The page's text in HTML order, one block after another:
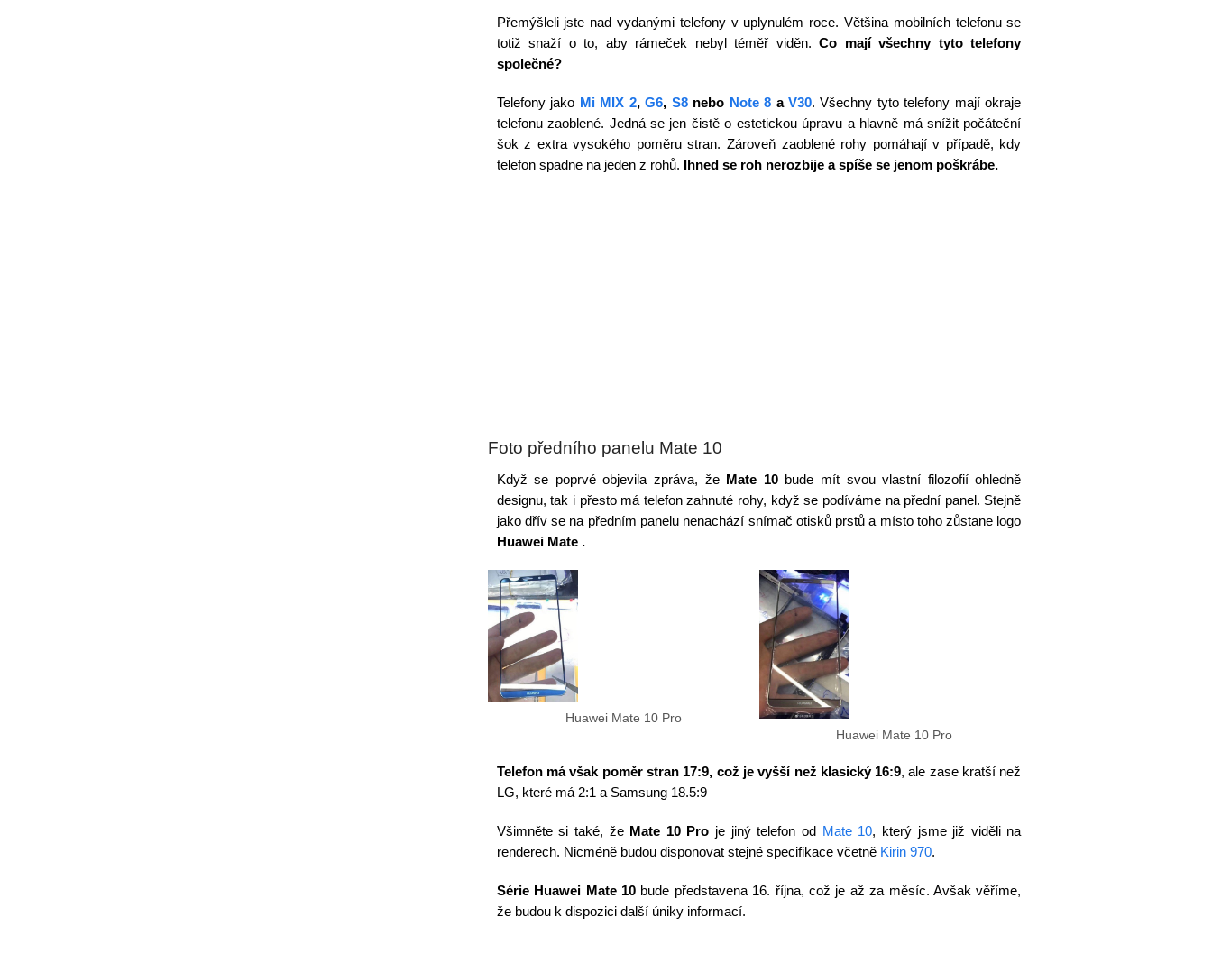
Přemýšleli jste nad vydanými telefony v uplynulém roce. Většina mobilních telefonu se
totiž snaží o to, aby rámeček nebyl téměř viděn.Co mají všechny tyto telefony
společné?
Telefony jako Mi MIX 2,G6, S8nebo Note 8 aV30. Všechny tyto telefony mají okraje
telefonu zaoblené. Jedná se jen čistě o estetickou úpravu a hlavně má snížit počáteční
šok z extra vysokého poměru stran. Zároveň zaoblené rohy pomáhají v případě, kdy
telefon spadne na jeden z rohů. Ihned se roh nerozbije a spíše se jenom poškrábe.
Foto předního panelu Mate 10
Když se poprvé objevila zpráva, že Mate 10bude mít svou vlastní filozofií ohledně
designu, tak i přesto má telefon zahnuté rohy, když se podíváme na přední panel. Stejně
jako dřív se na předním panelu nenachází snímač otisků prstů a místo toho zůstane logo
Huawei Mate .
Huawei Mate 10 Pro
Huawei Mate 10 Pro
Telefon má však poměr stran 17:9, což je vyšší než klasický 16:9, ale zase kratší než
LG, které má 2:1 a Samsung 18.5:9
Všimněte si také, že Mate 10 Pro je jiný telefon od Mate 10, který jsme již viděli na
renderech. Nicméně budou disponovat stejné specifikace včetně Kirin 970.
Série Huawei Mate 10bude představena 16. října, což je až za měsíc. Avšak věříme,
že budou k dispozici další úniky informací.